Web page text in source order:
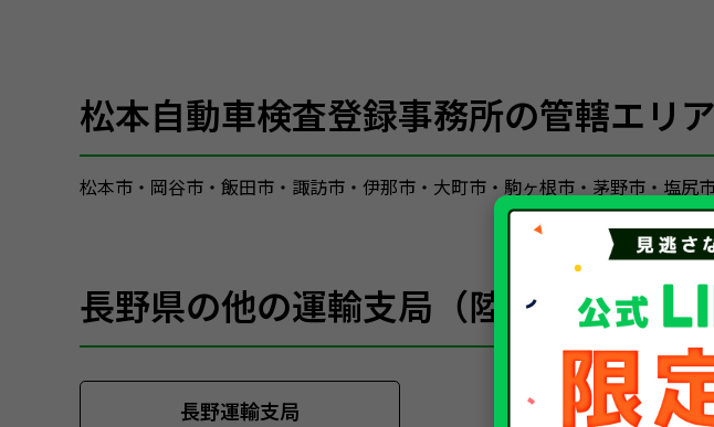
松本自動車検査登録事務所の管轄エリア
松本市・岡谷市・飯田市・諏訪市・伊那市・大町市・駒ヶ根市・茅野市・塩
長野県の他の運輸支局（陸運局）
長野運輸支局